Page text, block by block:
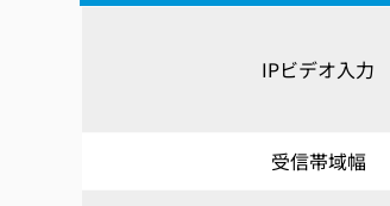
IPビデオ入力
受信帯域幅